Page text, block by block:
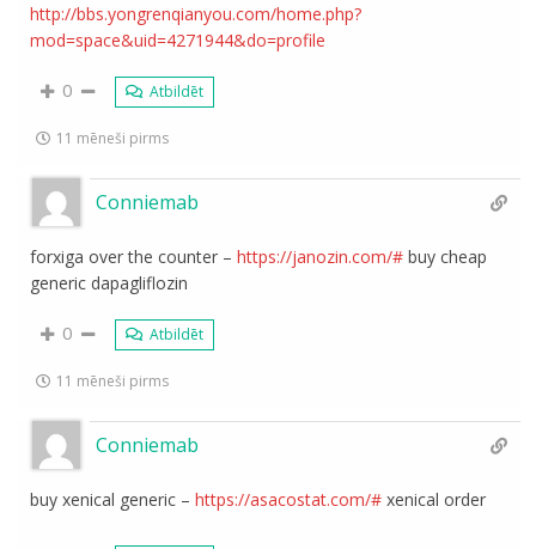
http://bbs.yongrenqianyou.com/home.php?
mod=space&uid=4271944&do=profile
0 Atbildēt
11 mēneši pirms
Conniemab
forxiga over the counter –https://janozin.com/# buy cheap
generic dapagliflozin
0 Atbildēt
11 mēneši pirms
Conniemab
buy xenical generic –https://asacostat.com/# xenical order